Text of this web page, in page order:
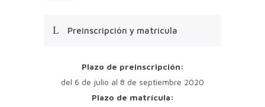
Preinscripción y matrícula
Plazo de preinscripción:
del 6 de julio al 8 de septiembre 2020
Plazo de matrícula: